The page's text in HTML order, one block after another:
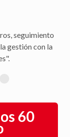
seguimiento
gestión con la
60